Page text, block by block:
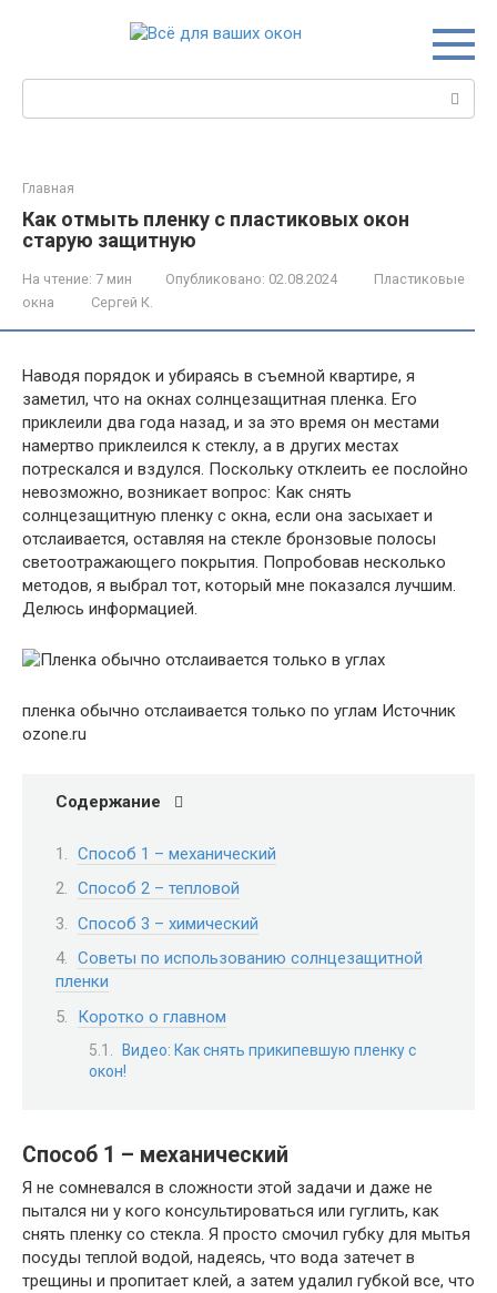
Главная
Как отмыть пленку с пластиковых окон
старую защитную
На чтение: 7 мин Опубликовано: 02.08.2024
Пластиковые
окна
Сергей К.
Наводя порядок и убираясь в съемной квартире, я
заметил, что на окнах солнцезащитная пленка. Его
приклеили два года назад, и за это время он местами
намертво приклеился к стеклу, а в других местах
потрескался и вздулся. Поскольку отклеить ее послойно
невозможно, возникает вопрос: Как снять
солнцезащитную пленку с окна, если она засыхает и
отслаивается, оставляя на стекле бронзовые полосы
светоотражающего покрытия. Попробовав несколько
методов, я выбрал тот, который мне показался лучшим.
Делюсь информацией.
пленка обычно отслаивается только по углам Источник
ozone.ru
Содержание
Способ 1 – механический
Способ 2 – тепловой
Способ 3 – химический
Советы по использованию солнцезащитной
пленки
Коротко о главном
Видео: Как снять прикипевшую пленку с
окон!
Способ 1 – механический
Я не сомневался в сложности этой задачи и даже не
пытался ни у кого консультироваться или гуглить, как
снять пленку со стекла. Я просто смочил губку для мытья
посуды теплой водой, надеясь, что вода затечет в
трещины и пропитает клей, а затем удалил губкой все, что